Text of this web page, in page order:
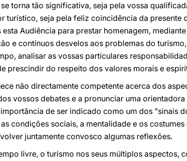
torna tão significativa, seja pela vossa
turístico, seja pela feliz coincidência da presente
Audiência para prestar homenagem,
e contínuos desvelos aos problemas do
analisar as vossas particulares
prescindir do respeito dos valores morais e
não directamente competente acerca dos
vossos debates e a pronunciar uma
de ser indicado como um dos "sinais
condições sociais, a mentalidade e os
juntamente convosco algumas reflexões.
livre, o turismo nos seus múltiplos aspectos,